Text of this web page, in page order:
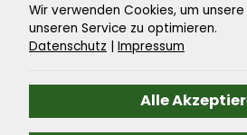
Wir verwenden Cookies, um
unseren Service zu optimieren.
Datenschutz | Impressum
Alle